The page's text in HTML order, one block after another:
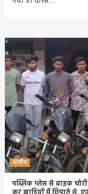
क्षेत्रीय
पब्लिक प्लेस से बाइक चोरी